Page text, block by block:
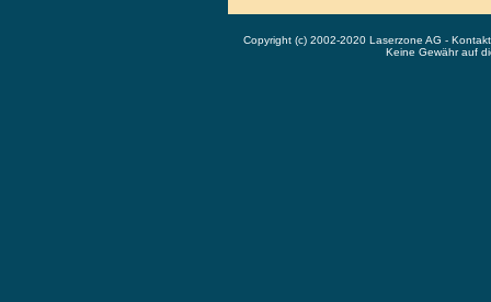
Copyright (c) 2002-2020 Laserzone AG -
Keine Gewähr auf